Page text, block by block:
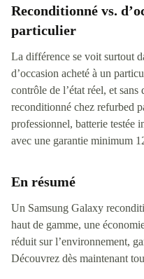
Reconditionné vs.
particulier
La différence se voit surtout
d’occasion acheté à un
contrôle de l’état réel, et
reconditionné chez refurbed
professionnel, batterie testée
avec une garantie minimum
En résumé
Un Samsung Galaxy
haut de gamme, une
réduit sur l’environnement,
Découvrez dès maintenant